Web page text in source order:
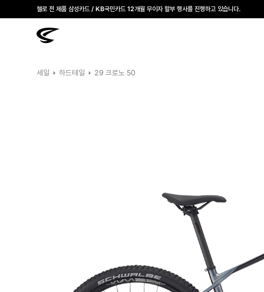
모든 첼로자전거 대리점은 고유가 피해지원금을 사용할 수 있습니다.
첼로 전 제품 삼성카드 / KB국민카드 12개월 무이자 할부 행사를 진행하고 있습니다.
세일 하드테일 29 크로노 50